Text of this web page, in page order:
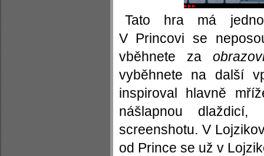
Tato hra má
V Princovi se
vběhnete za
vyběhnete na další
inspiroval hlavně
nášlapnou
screenshotu. V
od Prince se už v